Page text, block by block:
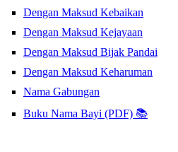
Dengan Maksud Kebaikan
Dengan Maksud Kejayaan
Dengan Maksud Bijak Pandai
Dengan Maksud Keharuman
Nama Gabungan
Buku Nama Bayi (PDF) 📚